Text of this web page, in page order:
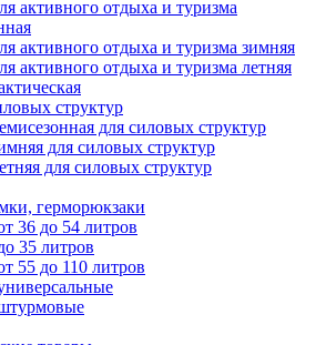
активного отдыха и туризма
активного отдыха и туризма зимняя
активного отдыха и туризма летняя
структур
для силовых структур
для силовых структур
для силовых структур
герморюкзаки
36 до 54 литров
35 литров
55 до 110 литров